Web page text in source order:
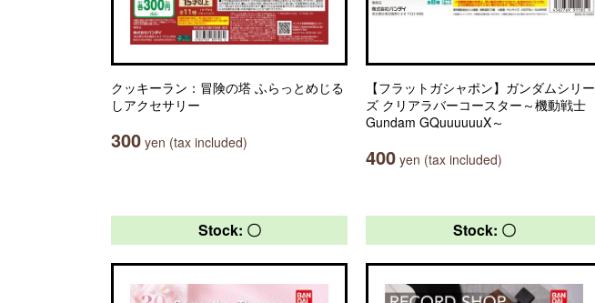
クッキーラン：冒険の塔 ふらっとめじる
しアクセサリー
300 yen (tax included)
【フラットガシャポン】ガンダムシリー
ズ クリアラバーコースター～機動戦士
Gundam GQuuuuuuX～
400 yen (tax included)
Stock: 〇 Stock: 〇